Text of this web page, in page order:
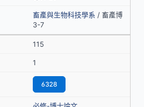
畜產與生物科技學系 / 畜產博
3-7
115
1
6328